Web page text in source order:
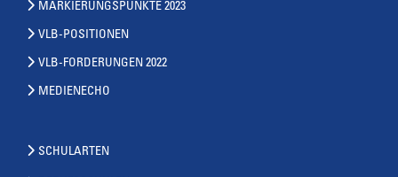
MARKIERUNGSPUNKTE 2023
VLB-POSITIONEN
VLB-FORDERUNGEN 2022
MEDIENECHO
SCHULARTEN